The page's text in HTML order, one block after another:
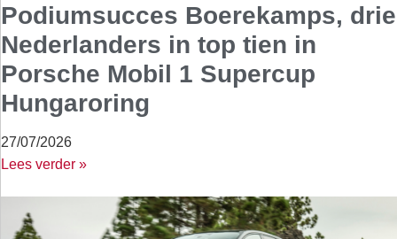
Podiumsucces Boerekamps, drie
Nederlanders in top tien in
Porsche Mobil 1 Supercup
Hungaroring
27/07/2026
Lees verder »